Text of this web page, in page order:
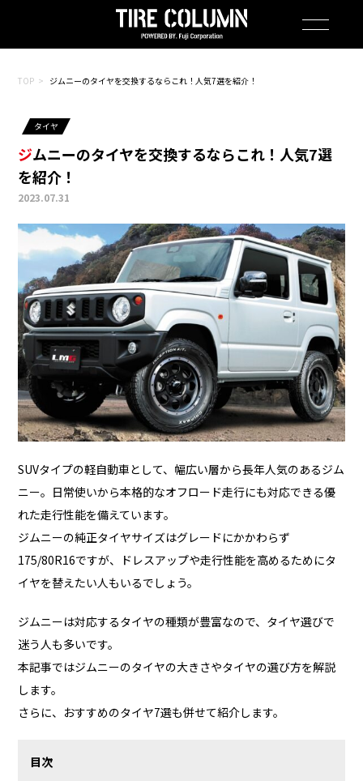
TOP ジムニーのタイヤを交換するならこれ！人気7選を紹介！
タイヤ
ジムニーのタイヤを交換するならこれ！人気7選
を紹介！
2023.07.31
SUVタイプの軽自動車として、幅広い層から長年人気のあるジム
ニー。日常使いから本格的なオフロード走行にも対応できる優
れた走行性能を備えています。
ジムニーの純正タイヤサイズはグレードにかかわらず
175/80R16ですが、ドレスアップや走行性能を高めるためにタ
イヤを替えたい人もいるでしょう。
ジムニーは対応するタイヤの種類が豊富なので、タイヤ選びで
迷う人も多いです。
本記事ではジムニーのタイヤの大きさやタイヤの選び方を解説
します。
さらに、おすすめのタイヤ7選も併せて紹介します。
目次